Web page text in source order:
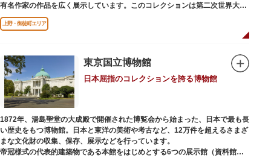
有名作家の作品を広く展示しています。このコレクションは第二次世界大戦
中にフランス政府に接収され、戦後に専用の美術館を創設することを条件に
日本へ寄贈返還されました。
もの。「ル・コルビュジエの建築作品－近代建築運動への顕著な貢献－」の
構成資産の一つとして東京初の世界文化遺産に登録されています。前庭にも
ロダンの彫刻が展示されており、散策しながら美術鑑賞を楽しめるのも魅力
のひとつ。 ボランティア・スタッフと一緒に鑑賞する「美術トーク」や、解
説を聞きながら本館や前庭を一緒に歩く「建築ツアー」など、初めての来館
でも気軽に楽しめるプログラムも用意されています。
上野・御徒町エリア
東京国立博物館
日本屈指のコレクションを誇る博物館
1872年、湯島聖堂の大成殿で開催された博覧会から始まった、日本で最も長
い歴史をもつ博物館。日本と東洋の美術や考古など、12万件を超えるさまざ
まな文化財の収集、保存、展示などを行っています。
帝冠様式の代表的建築物である本館をはじめとする6つの展示館（資料館）